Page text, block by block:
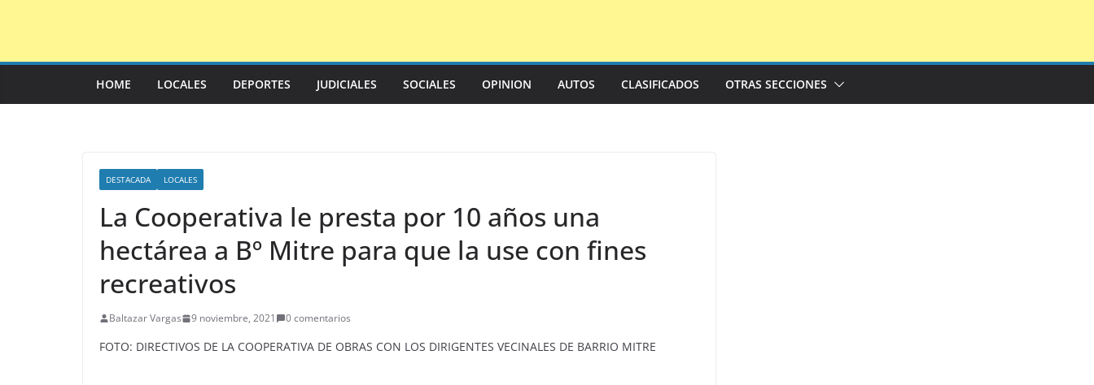
HOME LOCALES DEPORTES JUDICIALES SOCIALES OPINION AUTOS CLASIFICADOS OTRAS SECCIONES
DESTACADA LOCALES
La Cooperativa le presta por 10 años una
hectárea a Bº Mitre para que la use con fines
recreativos
Baltazar Vargas 9 noviembre, 2021 0 comentarios
FOTO: DIRECTIVOS DE LA COOPERATIVA DE OBRAS CON LOS DIRIGENTES VECINALES DE BARRIO MITRE